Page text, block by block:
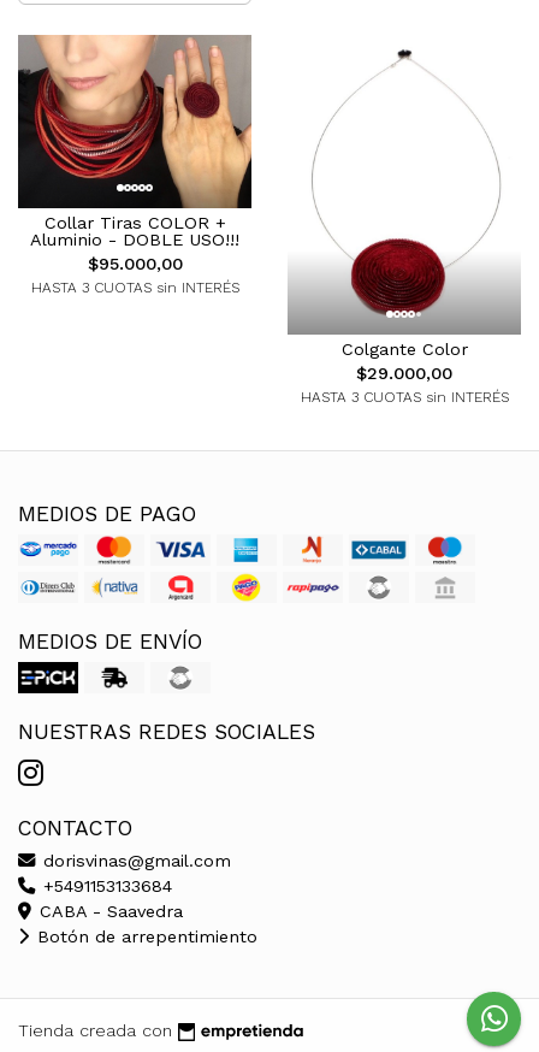
Collar Tiras COLOR +
Aluminio - DOBLE USO!!!
$95.000,00
HASTA 3 CUOTAS sin INTERÉS
Colgante Color
$29.000,00
HASTA 3 CUOTAS sin INTERÉS
MEDIOS DE PAGO
MEDIOS DE ENVÍO
NUESTRAS REDES SOCIALES
CONTACTO
dorisvinas@gmail.com
+5491153133684
CABA - Saavedra
Botón de arrepentimiento
Tienda creada con